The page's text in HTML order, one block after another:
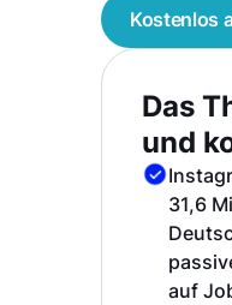
Kostenlos
Das
und
31,6
auf